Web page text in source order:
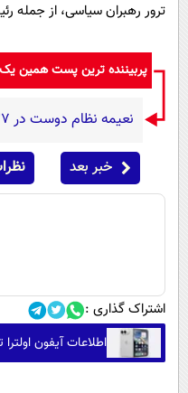
ترور رهبران سیاسی، از جمله
پربیننده ترین پست همین
نعیمه نظام دوست در 27 سال پیش
خبر بعد
اشتراک گذاری :
اطلاعات آیفون اولترا تاشو و